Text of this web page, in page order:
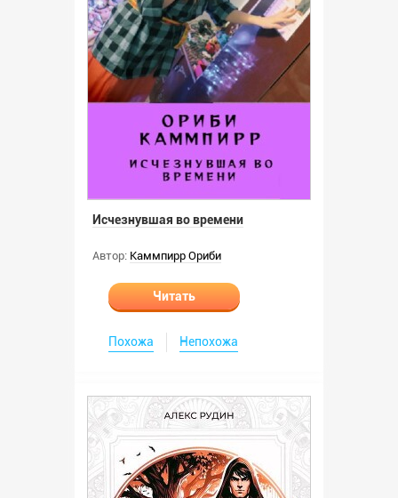
Исчезнувшая во времени
Автор: Каммпирр Ориби
Читать
Похожа Непохожа